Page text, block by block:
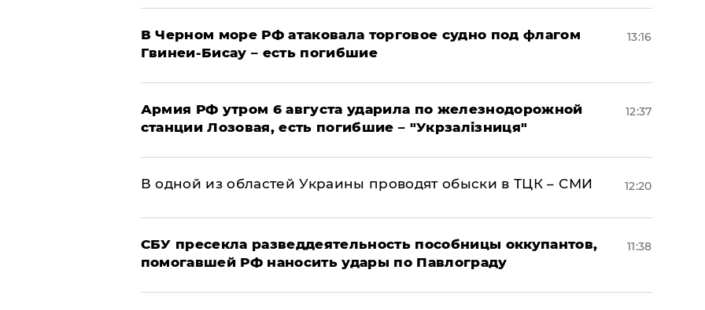
В Черном море РФ атаковала торговое судно под флагом
Гвинеи-Бисау – есть погибшие
13:16
Армия РФ утром 6 августа ударила по железнодорожной
станции Лозовая, есть погибшие – "Укрзалізниця"
12:37
В одной из областей Украины проводят обыски в ТЦК – СМИ 12:20
СБУ пресекла разведдеятельность пособницы оккупантов,
помогавшей РФ наносить удары по Павлограду
11:38